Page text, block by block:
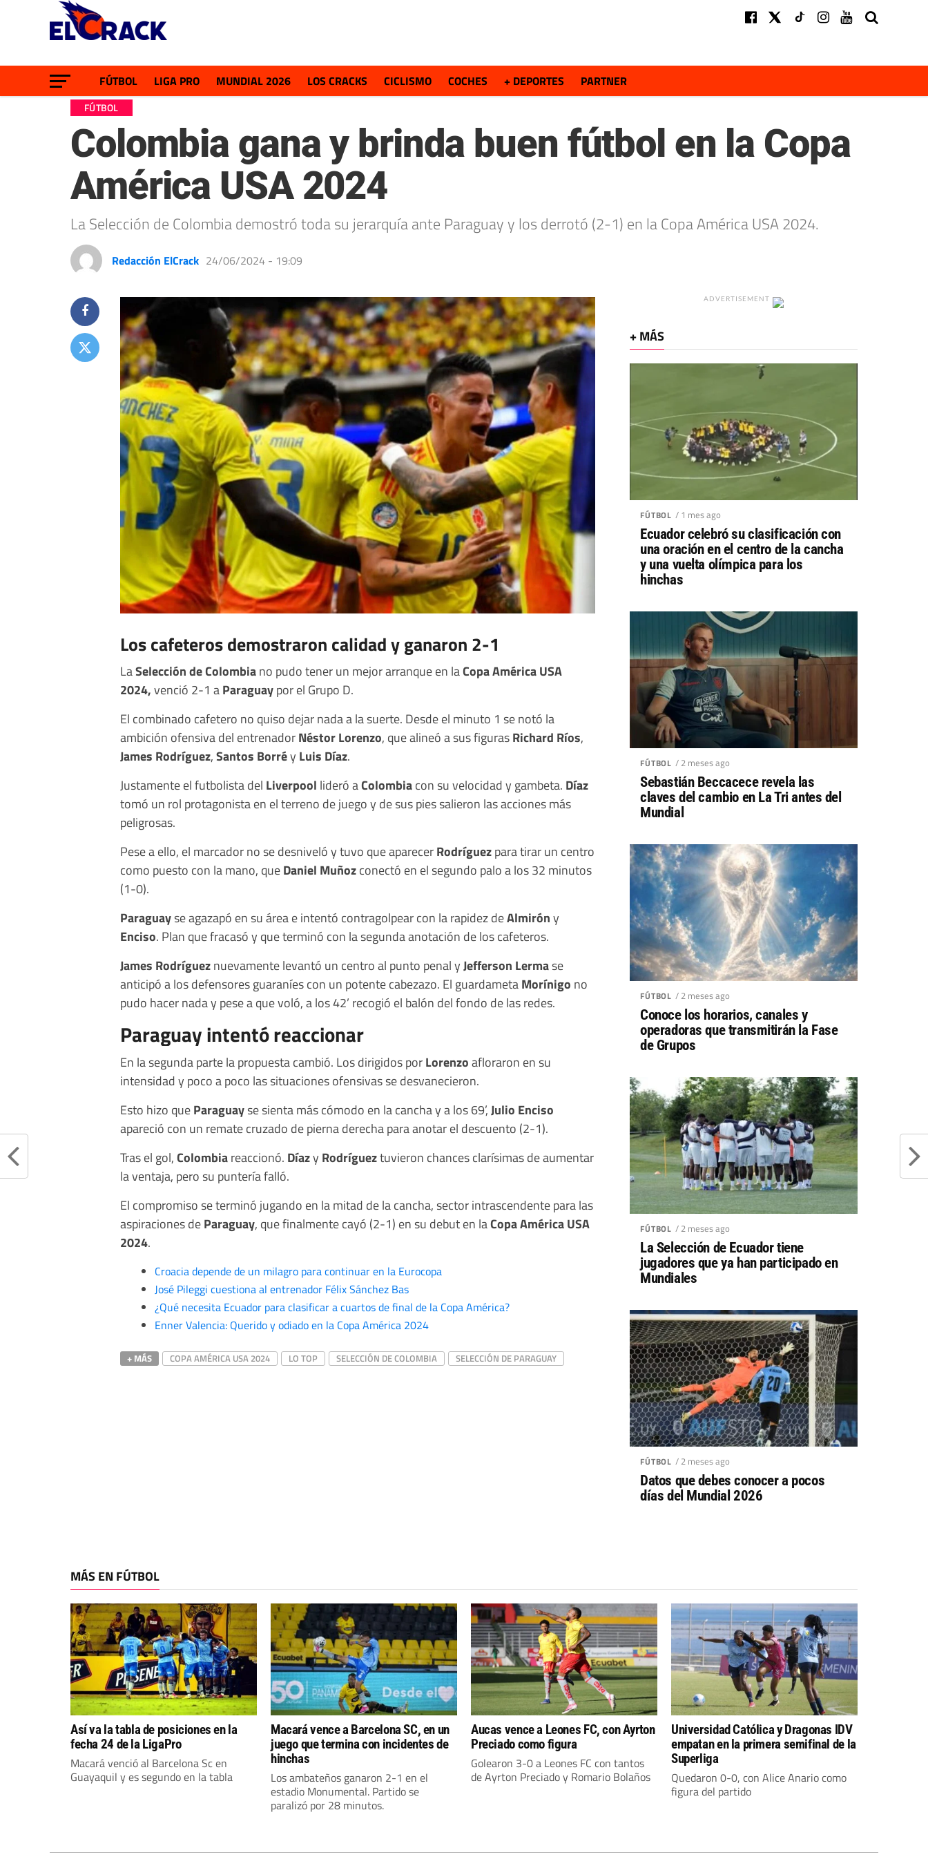
FÚTBOL LIGA PRO MUNDIAL 2026 LOS CRACKS CICLISMO COCHES + DEPORTES PARTNER
FÚTBOL
Colombia gana y brinda buen fútbol en la Copa
América USA 2024
La Selección de Colombia demostró toda su jerarquía ante Paraguay y los derrotó (2-1) en la Copa América USA 2024.
Redacción ElCrack 24/06/2024 - 19:09
Los cafeteros demostraron calidad y ganaron 2-1
LaSelección de Colombiano pudo tener un mejor arranque en laCopa América USA
2024,venció 2-1 aParaguaypor el Grupo D.
El combinado cafetero no quiso dejar nada a la suerte. Desde el minuto 1 se notó la
ambición ofensiva del entrenadorNéstor Lorenzo, que alineó a sus figurasRichard Ríos,
James Rodríguez,Santos Borréy Luis Díaz.
Justamente el futbolista del Liverpool lideró aColombiacon su velocidad y gambeta. Díaz
tomó un rol protagonista en el terreno de juego y de sus pies salieron las acciones más
peligrosas.
Pese a ello, el marcador no se desniveló y tuvo que aparecerRodríguezpara tirar un centro
como puesto con la mano, queDaniel Muñozconectó en el segundo palo a los 32 minutos
(1-0).
Paraguayse agazapó en su área e intentó contragolpear con la rapidez deAlmiróny
Enciso. Plan que fracasó y que terminó con la segunda anotación de los cafeteros.
James Rodrígueznuevamente levantó un centro al punto penal yJefferson Lermase
anticipó a los defensores guaraníes con un potente cabezazo. El guardametaMorínigo no
pudo hacer nada y pese a que voló, a los 42’ recogió el balón del fondo de las redes.
Paraguay intentó reaccionar
En la segunda parte la propuesta cambió. Los dirigidos porLorenzoafloraron en su
intensidad y poco a poco las situaciones ofensivas se desvanecieron.
Esto hizo queParaguayse sienta más cómodo en la cancha y a los 69’,Julio Enciso
apareció con un remate cruzado de pierna derecha para anotar el descuento (2-1).
Tras el gol,Colombiareaccionó. Díazy Rodrígueztuvieron chances clarísimas de aumentar
la ventaja, pero su puntería falló.
El compromiso se terminó jugando en la mitad de la cancha, sector intrascendente para las
aspiraciones deParaguay, que finalmente cayó (2-1) en su debut en laCopa América USA
2024.
Croacia depende de un milagro para continuar en la Eurocopa
José Pileggi cuestiona al entrenador Félix Sánchez Bas
¿Qué necesita Ecuador para clasificar a cuartos de final de la Copa América?
Enner Valencia: Querido y odiado en la Copa América 2024
+ MÁS COPA AMÉRICA USA 2024 LO TOP SELECCIÓN DE COLOMBIA SELECCIÓN DE PARAGUAY
ADVERTISEMENT
+ MÁS
FÚTBOL / 1 mes ago
Ecuador celebró su clasificación con
una oración en el centro de la cancha
y una vuelta olímpica para los
hinchas
FÚTBOL / 2 meses ago
Sebastián Beccacece revela las
claves del cambio en La Tri antes del
Mundial
FÚTBOL / 2 meses ago
Conoce los horarios, canales y
operadoras que transmitirán la Fase
de Grupos
FÚTBOL / 2 meses ago
La Selección de Ecuador tiene
jugadores que ya han participado en
Mundiales
FÚTBOL / 2 meses ago
Datos que debes conocer a pocos
días del Mundial 2026
MÁS EN FÚTBOL
Así va la tabla de posiciones en la
fecha 24 de la LigaPro
Macará venció al Barcelona Sc en
Guayaquil y es segundo en la tabla
Macará vence a Barcelona SC, en un
juego que termina con incidentes de
hinchas
Los ambateños ganaron 2-1 en el
estadio Monumental. Partido se
paralizó por 28 minutos.
Aucas vence a Leones FC, con Ayrton
Preciado como figura
Golearon 3-0 a Leones FC con tantos
de Ayrton Preciado y Romario Bolaños
Universidad Católica y Dragonas IDV
empatan en la primera semifinal de la
Superliga
Quedaron 0-0, con Alice Anario como
figura del partido